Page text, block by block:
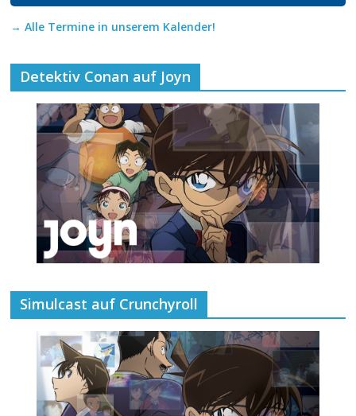
→ Alle Termine in unserem Kalender!
Detektiv Conan auf Joyn
Simulcast auf Crunchyroll